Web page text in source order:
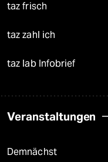
taz frisch
taz zahl ich
taz lab Infobrief
Veranstaltungen
Demnächst